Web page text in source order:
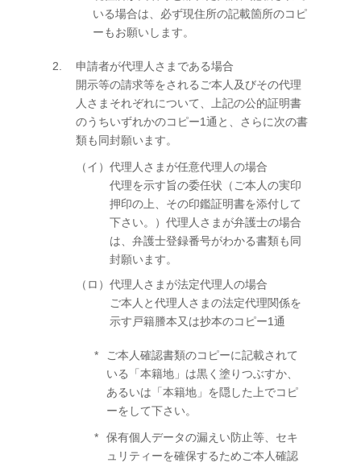
いる場合は、必ず現住所の記載箇所のコピ
ーもお願いします。
申請者が代理人さまである場合
開示等の請求等をされるご本人及びその代理
人さまそれぞれについて、上記の公的証明書
のうちいずれかのコピー1通と、さらに次の書
類も同封願います。
（イ）代理人さまが任意代理人の場合
代理を示す旨の委任状（ご本人の実印
押印の上、その印鑑証明書を添付して
下さい。）代理人さまが弁護士の場合
は、弁護士登録番号がわかる書類も同
封願います。
（ロ）代理人さまが法定代理人の場合
ご本人と代理人さまの法定代理関係を
示す戸籍謄本又は抄本のコピー1通
ご本人確認書類のコピーに記載されて
いる「本籍地」は黒く塗りつぶすか、
あるいは「本籍地」を隠した上でコピ
ーをして下さい。
保有個人データの漏えい防止等、セキ
ュリティーを確保するためご本人確認